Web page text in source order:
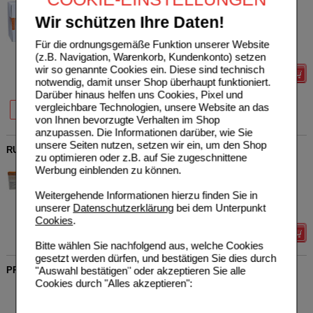
Wir schützen Ihre Daten!
Für die ordnungsgemäße Funktion unserer Website
(z.B. Navigation, Warenkorb, Kundenkonto) setzen
wir so genannte Cookies ein. Diese sind technisch
notwendig, damit unser Shop überhaupt funktioniert.
Darüber hinaus helfen uns Cookies, Pixel und
vergleichbare Technologien, unsere Website an das
von Ihnen bevorzugte Verhalten im Shop
anzupassen. Die Informationen darüber, wie Sie
unsere Seiten nutzen, setzen wir ein, um den Shop
zu optimieren oder z.B. auf Sie zugeschnittene
Werbung einblenden zu können.
Weitergehende Informationen hierzu finden Sie in
unserer Datenschutzerklärungbei dem Unterpunkt
Cookies.
Bitte wählen Sie nachfolgend aus, welche Cookies
gesetzt werden dürfen, und bestätigen Sie dies durch
"Auswahl bestätigen" oder akzeptieren Sie alle
Cookies durch "Alles akzeptieren":
COMBUSTIN
Pharmazeutische Präparate
GmbH
00554661
100St Ampullen
AVP ***
Unser Preis*
Sie sparen 28,99 €
zzgl. BK****
Details
10 St 100 St
RUFEBRAN allergo Ampullen
COMBUSTIN
Pharmazeutische Präparate
03799280
10St Ampullen
AVP
Sie sparen
PRESSELIN LG Leber Galle Tropfen zum Einnehmen
COMBUSTIN